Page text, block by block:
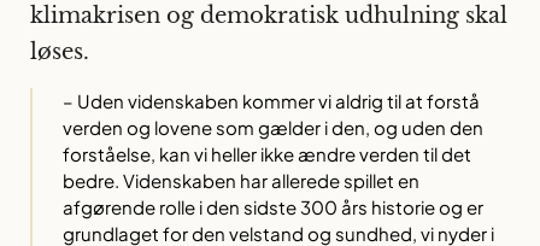
klimakrisen og demokratisk udhulning skal
løses.
– Uden videnskaben kommer vi aldrig til at forstå
verden og lovene som gælder i den, og uden den
forståelse, kan vi heller ikke ændre verden til det
bedre. Videnskaben har allerede spillet en
afgørende rolle i den sidste 300 års historie og er
grundlaget for den velstand og sundhed, vi nyder i